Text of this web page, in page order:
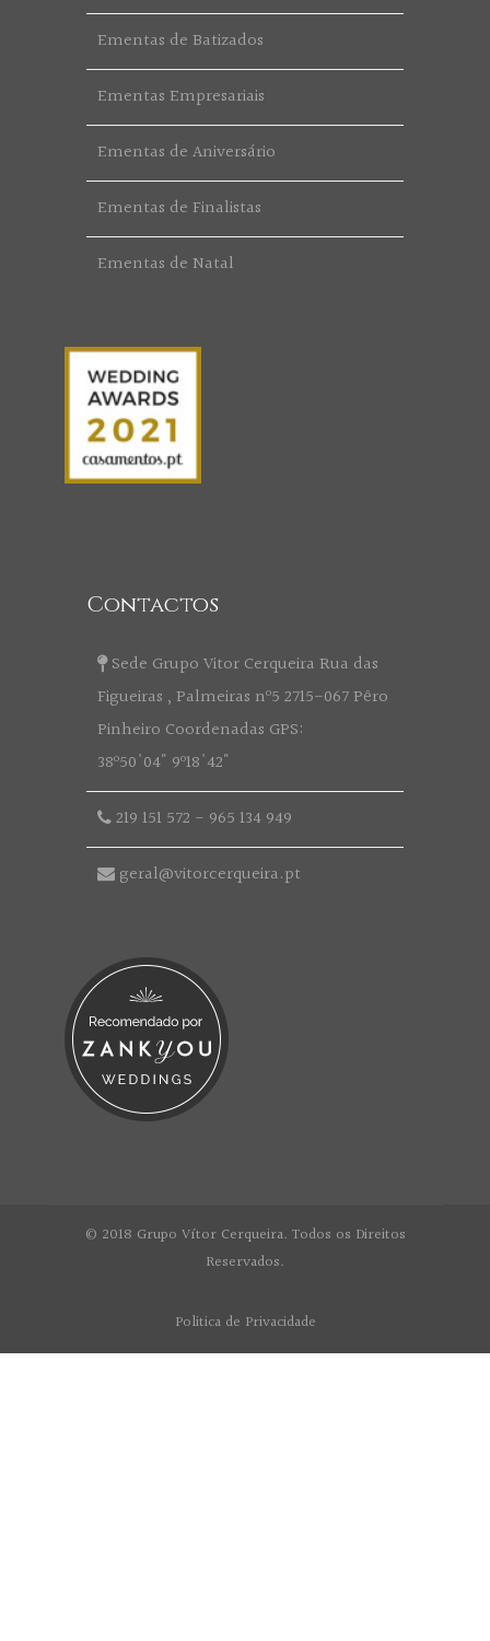
Ementas de Batizados
Ementas Empresariais
Ementas de Aniversário
Ementas de Finalistas
Ementas de Natal
Contactos
Sede Grupo Vitor Cerqueira Rua das
Figueiras , Palmeiras nº5 2715-067 Pêro
Pinheiro Coordenadas GPS:
38º50'04" 9º18'42"
219 151 572 - 965 134 949
geral@vitorcerqueira.pt
© 2018 Grupo Vítor Cerqueira. Todos os Direitos
Reservados.
Politica de Privacidade